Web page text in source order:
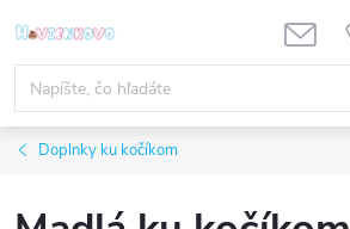
na
obsah
Doplnky ku kočíkom